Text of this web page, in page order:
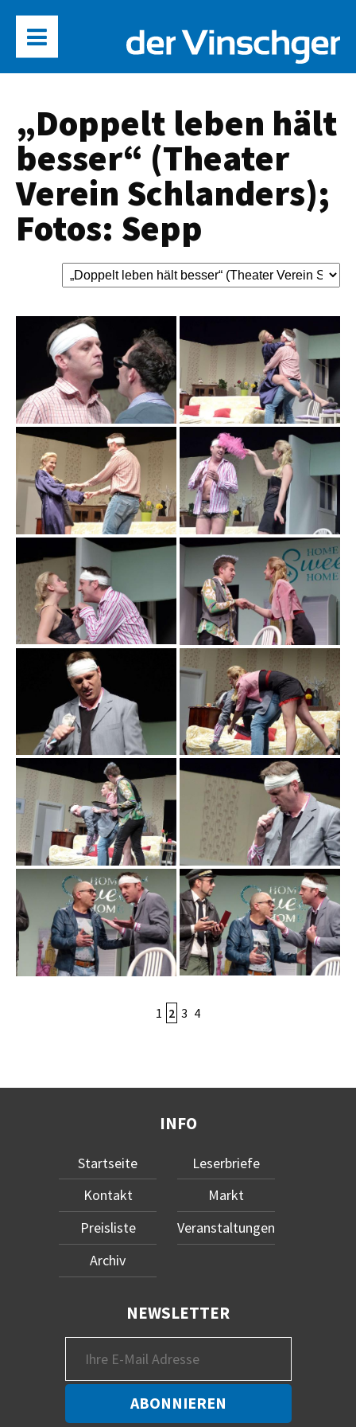
„Doppelt leben hält
besser“ (Theater
Verein Schlanders);
Fotos: Sepp
1 2 3 4
INFO
Startseite
Kontakt
Preisliste
Archiv
Leserbriefe
Markt
Veranstaltungen
NEWSLETTER